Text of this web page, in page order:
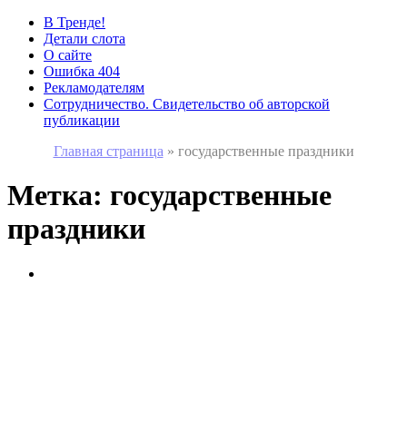
В Тренде!
Детали слота
О сайте
Ошибка 404
Рекламодателям
Сотрудничество. Свидетельство об авторской
публикации
Главная страница » государственные праздники
Метка: государственные
праздники